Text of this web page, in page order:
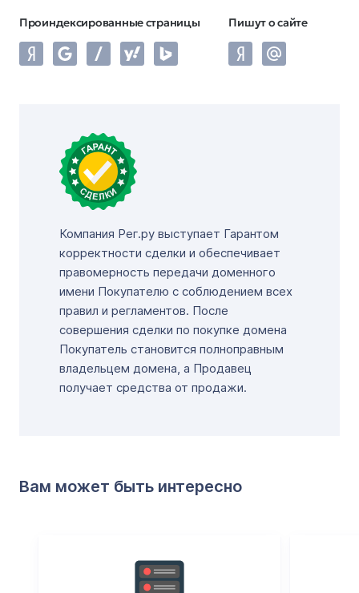
Проиндексированные страницы Пишут о сайте
Компания Рег.ру выступает Гарантом
корректности сделки и обеспечивает
правомерность передачи доменного
имени Покупателю с соблюдением всех
правил и регламентов. После
совершения сделки по покупке домена
Покупатель становится полноправным
владельцем домена, а Продавец
получает средства от продажи.
Вам может быть интересно